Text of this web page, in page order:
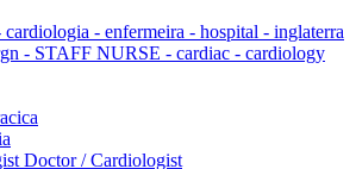
cardiologia - enfermeira - hospital - inglaterra
- STAFF NURSE - cardiac - cardiology
Doctor / Cardiologist